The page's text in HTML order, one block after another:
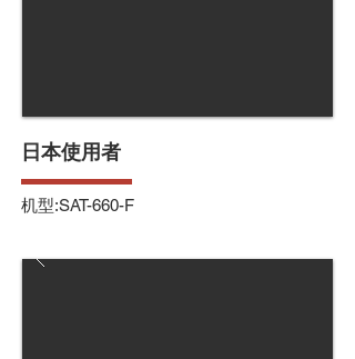
日本使用者
机型:SAT-660-F